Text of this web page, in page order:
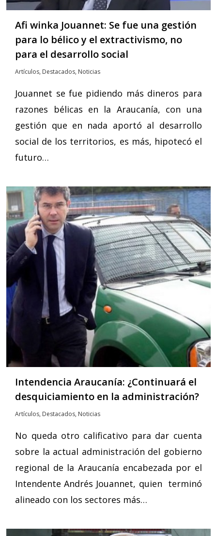
Afi winka Jouannet: Se fue una gestión
para lo bélico y el extractivismo, no
para el desarrollo social
Artículos, Destacados, Noticias
Jouannet se fue pidiendo más dineros para
razones bélicas en la Araucanía, con una
gestión que en nada aportó al desarrollo
social de los territorios, es más, hipotecó el
futuro…
Intendencia Araucanía: ¿Continuará el
desquiciamiento en la administración?
Artículos, Destacados, Noticias
No queda otro calificativo para dar cuenta
sobre la actual administración del gobierno
regional de la Araucanía encabezada por el
Intendente Andrés Jouannet, quien terminó
alineado con los sectores más…